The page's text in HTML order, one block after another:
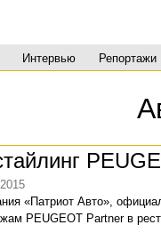
Интервью Репортажи
«Патриот Авто»,
PEUGEOT Partner в